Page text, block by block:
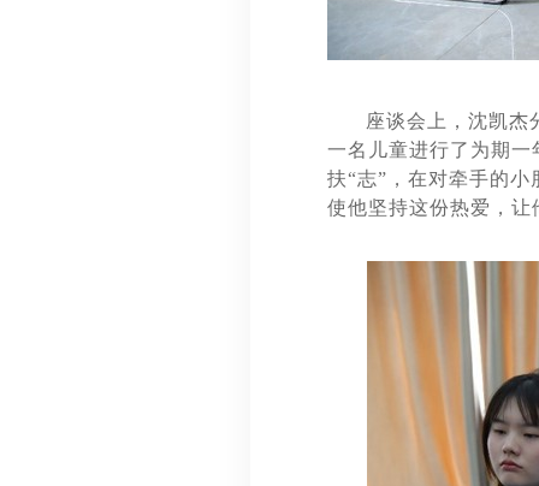
座谈会上，沈凯杰
一名儿童进行了为期
扶“志”，在对牵手的
使他坚持这份热爱，